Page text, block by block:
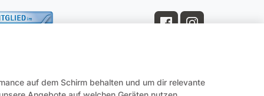
auf dem Schirm behalten und um dir relevante